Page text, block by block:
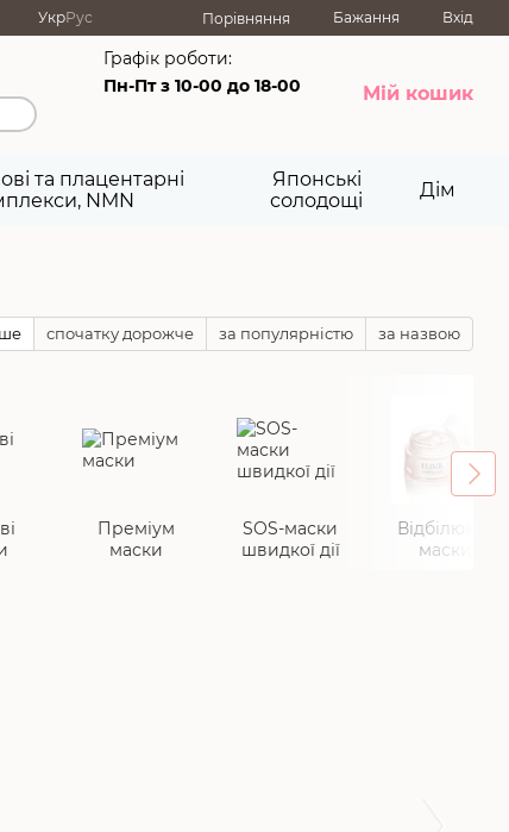
УкрРус Порівняння Бажання Вхід
Графік роботи:
Пн-Пт з 10-00 до 18-00
Мій кошик
та плацентарні
NMN
Японські
солодощі
Дім
спочатку дорожче за популярністю за назвою
Преміум
маски
SOS-маски
швидкої дії
Відбілюючі
маски